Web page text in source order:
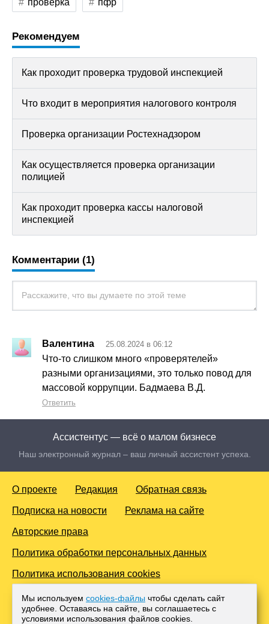
проверка пфр
Рекомендуем
Как проходит проверка трудовой инспекцией
Что входит в мероприятия налогового контроля
Проверка организации Ростехнадзором
Как осуществляется проверка организации
полицией
Как проходит проверка кассы налоговой
инспекцией
Комментарии (1)
Валентина 25.08.2024 в 06:12
Что-то слишком много «проверятелей»
разными организациями, это только повод для
массовой коррупции. Бадмаева В.Д.
Ответить
Ассистентус — всё о малом бизнесе
Наш электронный журнал – ваш личный ассистент успеха.
О проекте Редакция Обратная связь
Подписка на новости Реклама на сайте
Авторские права
Политика обработки персональных данных
Политика использования cookies
© 2016-2026 Все права защищены. Для лиц старше 18 лет.
Любое копирование материалов и тиражирование в сети
Интернет, либо печатных изданиях без согласования с
Мы используем cookies-файлы чтобы сделать сайт
удобнее. Оставаясь на сайте, вы соглашаетесь с
условиями использования файлов cооkies.